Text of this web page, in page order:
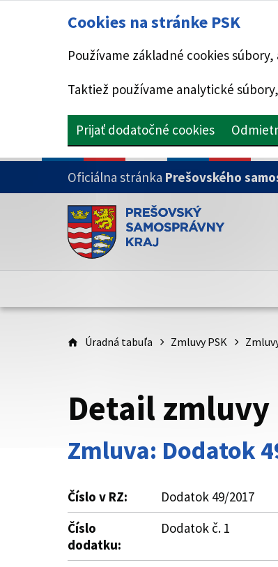
Cookies na stránke PSK
Používame základné cookies
Taktiež používame analytické
Prijať dodatočné cookies
PRESKOČIŤ NA HLAVNÝ OBSAH
Oficiálna stránka Prešovského
Doména psk.sk je oficiálna
Toto je oficiálna webová stránka
Úradná tabuľa Zmluvy PSK
Detail zmluvy
Zmluva: Dodatok
Číslo v RZ:
Dodatok 49/2017
Číslo
dodatku:
Dodatok č. 1